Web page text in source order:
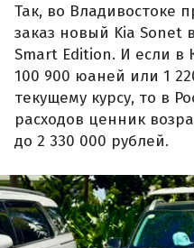
Так, во Владивостоке
заказ новый Kia Sonet
Smart Edition. И если в
100 900 юаней или 1
текущему курсу, то в
расходов ценник
до 2 330 000 рублей.